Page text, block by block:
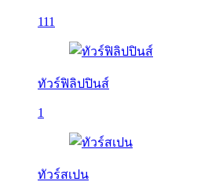
111
ทัวร์ฟิลิปปินส์
1
ทัวร์สเปน